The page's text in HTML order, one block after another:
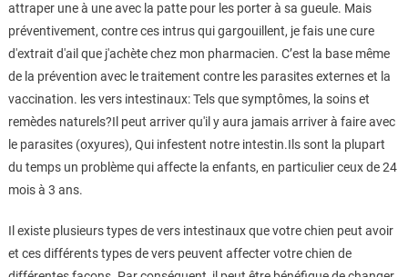
attraper une à une avec la patte pour les porter à sa gueule. Mais
préventivement, contre ces intrus qui gargouillent, je fais une cure
d'extrait d'ail que j'achète chez mon pharmacien. C’est la base même
de la prévention avec le traitement contre les parasites externes et la
vaccination. les vers intestinaux: Tels que symptômes, la soins et
remèdes naturels?Il peut arriver qu'il y aura jamais arriver à faire avec
le parasites (oxyures), Qui infestent notre intestin.Ils sont la plupart
du temps un problème qui affecte la enfants, en particulier ceux de 24
mois à 3 ans.
Il existe plusieurs types de vers intestinaux que votre chien peut avoir
et ces différents types de vers peuvent affecter votre chien de